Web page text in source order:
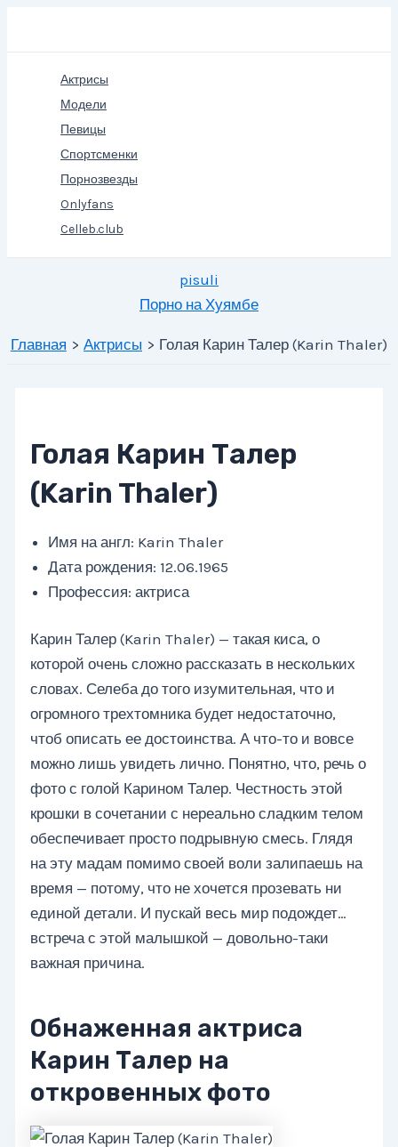
Актрисы
Модели
Певицы
Спортсменки
Порнозвезды
Onlyfans
Celleb.club
pisuli
Порно на Хуямбе
Главная Актрисы Голая Карин Талер (Karin Thaler)
Голая Карин Талер
(Karin Thaler)
Имя на англ: Karin Thaler
Дата рождения: 12.06.1965
Профессия: актриса
Карин Талер (Karin Thaler) — такая киса, о
которой очень сложно рассказать в нескольких
словах. Селеба до того изумительная, что и
огромного трехтомника будет недостаточно,
чтоб описать ее достоинства. А что-то и вовсе
можно лишь увидеть лично. Понятно, что, речь о
фото с голой Карином Талер. Честность этой
крошки в сочетании с нереально сладким телом
обеспечивает просто подрывную смесь. Глядя
на эту мадам помимо своей воли залипаешь на
время — потому, что не хочется прозевать ни
единой детали. И пускай весь мир подождет…
встреча с этой малышкой — довольно-таки
важная причина.
Обнаженная актриса
Карин Талер на
откровенных фото